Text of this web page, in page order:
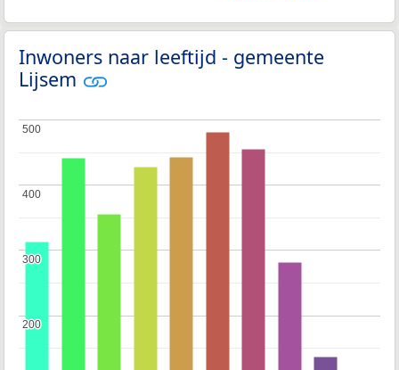
Inwoners naar leeftijd - gemeente
Lijsem
200
200
300
300
400
400
500
500